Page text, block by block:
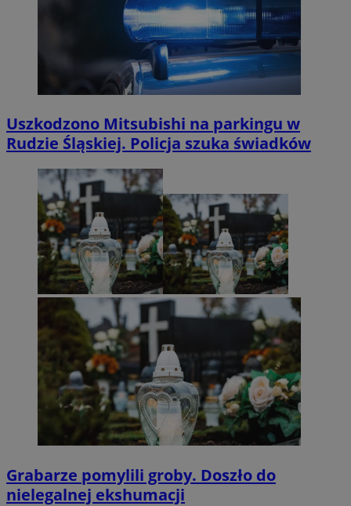
Uszkodzono Mitsubishi na parkingu w
Rudzie Śląskiej. Policja szuka świadków
Grabarze pomylili groby. Doszło do
nielegalnej ekshumacji